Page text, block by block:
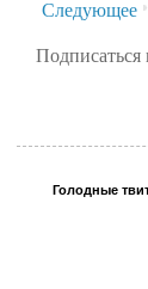
Следующее
Подписаться
Голодные